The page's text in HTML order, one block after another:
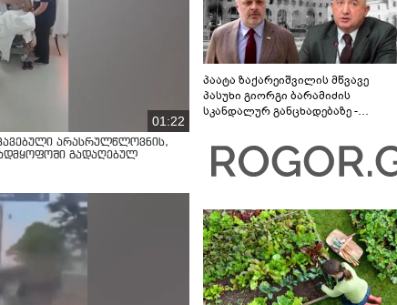
01:22
არასრულწლოვნის,
გადაღებულ
პაატა ზაქარეიშვილის მწვავე
პასუხი გიორგი ბარამიძის
სკანდალურ განცხადებაზე -
გადმოვასვენე... ბარამიძე კი
ტყუის"